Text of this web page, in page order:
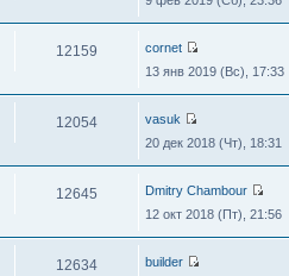
12159
cornet
13 янв 2019 (Вс), 17:33
12054
vasuk
20 дек 2018 (Чт), 18:31
12645
Dmitry Chambour
12 окт 2018 (Пт), 21:56
12634
builder